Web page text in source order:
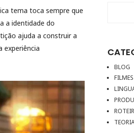
tema toca sempre que
a identidade do
ajuda a construir a
experiência
BLOG
FILMES